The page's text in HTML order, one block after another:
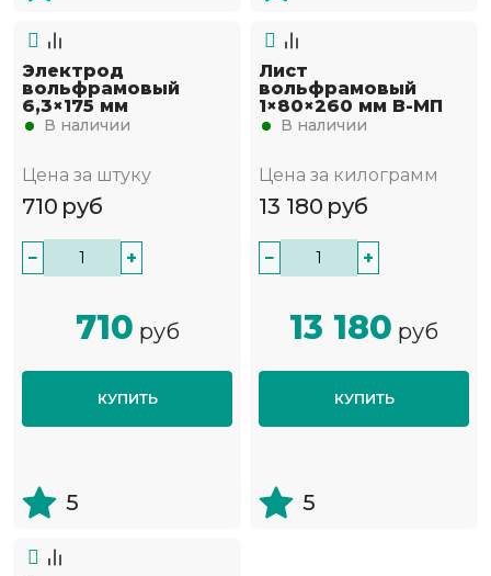
Электрод
вольфрамовый
6,3×175 мм
В наличии
Цена за штуку
710 руб
− +
710 руб
КУПИТЬ
5
Лист
вольфрамовый
1×80×260 мм В-МП
В наличии
Цена за килограмм
13 180 руб
− +
13 180 руб
КУПИТЬ
5